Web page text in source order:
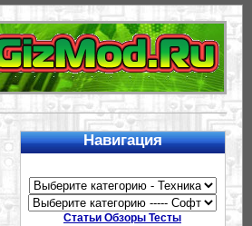
Навигация
Статьи Обзоры Тесты